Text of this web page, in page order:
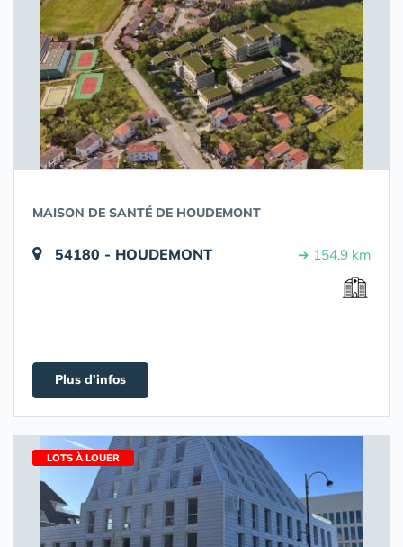
MAISON DE SANTÉ DE HOUDEMONT
54180 - HOUDEMONT ➔ 154.9 km
Plus d'infos
LOTS À LOUER